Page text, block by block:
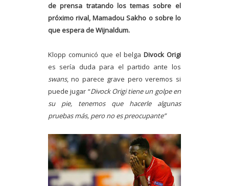
de prensa tratando los temas sobre el
próximo rival, Mamadou Sakho o sobre lo
que espera de Wijnaldum.
Klopp comunicó que el belga Divock Origi
es sería duda para el partido ante los
swans, no parece grave pero veremos si
puede jugar “Divock Origi tiene un golpe en
su pie, tenemos que hacerle algunas
pruebas más, pero no es preocupante”